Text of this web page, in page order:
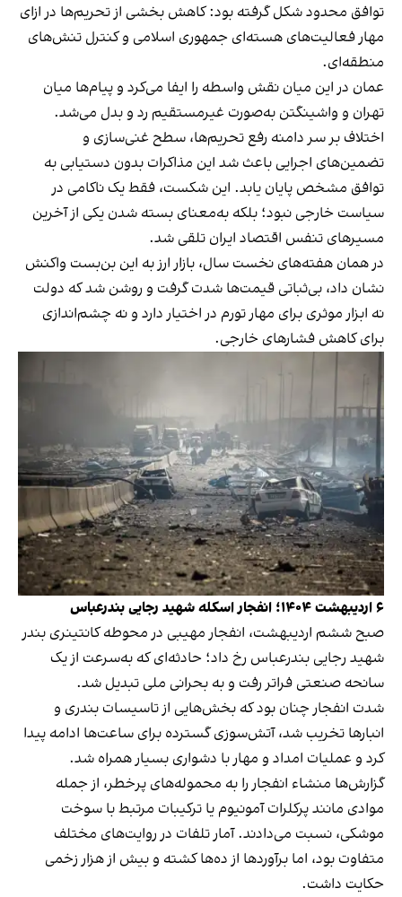
توافق محدود شکل گرفته بود: کاهش بخشی از تحریم‌ها در ازای
مهار فعالیت‌های هسته‌ای جمهوری اسلامی و کنترل تنش‌های
منطقه‌ای.
عمان در این میان نقش واسطه‌ را ایفا می‌کرد و پیام‌ها میان
تهران و واشینگتن به‌صورت غیرمستقیم رد و بدل می‌شد.
اختلاف بر سر دامنه رفع تحریم‌ها، سطح غنی‌سازی و
تضمین‌های اجرایی باعث شد این مذاکرات بدون دستیابی به
توافق مشخص پایان یابد. این شکست، فقط یک ناکامی در
سیاست خارجی نبود؛ بلکه به‌معنای بسته شدن یکی از آخرین
مسیرهای تنفس اقتصاد ایران تلقی شد.
در همان هفته‌های نخست سال، بازار ارز به این بن‌بست واکنش
نشان داد، بی‌ثباتی قیمت‌ها شدت گرفت و روشن شد که دولت
نه ابزار موثری برای مهار تورم در اختیار دارد و نه چشم‌اندازی
برای کاهش فشارهای خارجی.
۶ اردیبهشت ۱۴۰۴؛ انفجار اسکله شهید رجایی بندرعباس
صبح ششم اردیبهشت، انفجار مهیبی در محوطه کانتینری بندر
شهید رجایی بندرعباس رخ داد؛ حادثه‌ای که به‌سرعت از یک
سانحه صنعتی فراتر رفت و به بحرانی ملی تبدیل شد.
شدت انفجار چنان بود که بخش‌هایی از تاسیسات بندری و
انبارها تخریب شد، آتش‌سوزی گسترده برای ساعت‌ها ادامه پیدا
کرد و عملیات امداد و مهار با دشواری بسیار همراه شد.
گزارش‌ها منشاء انفجار را به محموله‌های پرخطر، از جمله
موادی مانند پرکلرات آمونیوم یا ترکیبات مرتبط با سوخت
موشکی، نسبت می‌دادند. آمار تلفات در روایت‌های مختلف
متفاوت بود، اما برآوردها از ده‌ها کشته و بیش از هزار زخمی
حکایت داشت.